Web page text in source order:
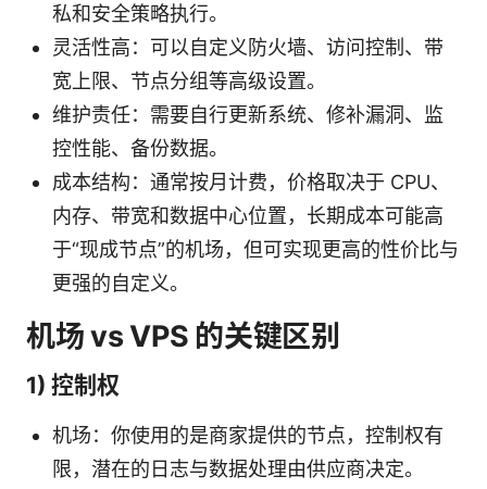
私和安全策略执行。
灵活性高：可以自定义防火墙、访问控制、带
宽上限、节点分组等高级设置。
维护责任：需要自行更新系统、修补漏洞、监
控性能、备份数据。
成本结构：通常按月计费，价格取决于 CPU、
内存、带宽和数据中心位置，长期成本可能高
于“现成节点”的机场，但可实现更高的性价比与
更强的自定义。
机场 vs VPS 的关键区别
1) 控制权
机场：你使用的是商家提供的节点，控制权有
限，潜在的日志与数据处理由供应商决定。